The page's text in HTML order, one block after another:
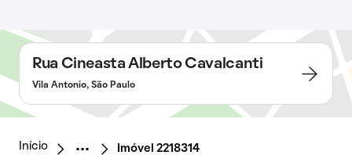
Rua Cineasta Alberto Cavalcanti
Vila Antonio, São Paulo
Início Imóvel 2218314